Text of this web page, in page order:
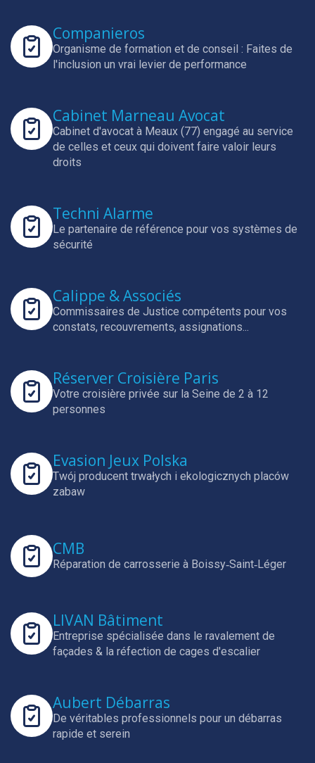
Companieros
Organisme de formation et de conseil : Faites de
l'inclusion un vrai levier de performance
Cabinet Marneau Avocat
Cabinet d'avocat à Meaux (77) engagé au service
de celles et ceux qui doivent faire valoir leurs
droits
Techni Alarme
Le partenaire de référence pour vos systèmes de
sécurité
Calippe & Associés
Commissaires de Justice compétents pour vos
constats, recouvrements, assignations...
Réserver Croisière Paris
Votre croisière privée sur la Seine de 2 à 12
personnes
Evasion Jeux Polska
Twój producent trwałych i ekologicznych placów
zabaw
CMB
Réparation de carrosserie à Boissy‑Saint‑Léger
LIVAN Bâtiment
Entreprise spécialisée dans le ravalement de
façades & la réfection de cages d'escalier
Aubert Débarras
De véritables professionnels pour un débarras
rapide et serein